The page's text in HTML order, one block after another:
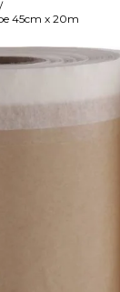
/
45cm x 20m